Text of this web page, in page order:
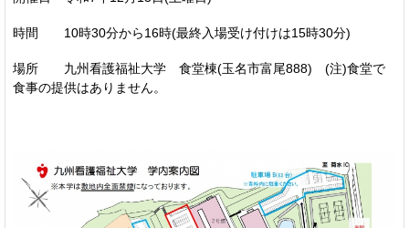
時間 10時30分から16時(最終入場受け付けは15時30分)
場所 九州看護福祉大学 食堂棟(玉名市富尾888) (注)食堂で
食事の提供はありません。